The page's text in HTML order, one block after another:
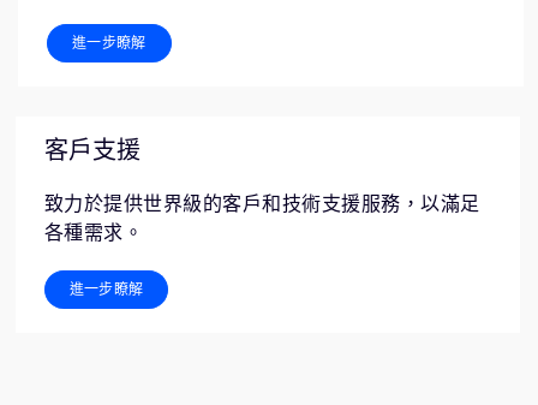
進一步瞭解
客戶支援
致力於提供世界級的客戶和技術支援服務，以滿足
各種需求。
進一步瞭解